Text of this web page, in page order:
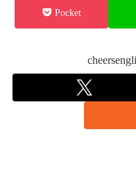
Pocket